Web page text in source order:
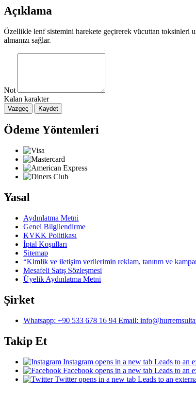
Açıklama
Özellikle lenf sistemini harekete geçirerek vücuttan toksinleri
almanızı sağlar.
Not
Kalan karakter
Vazgeç Kaydet
Ödeme Yöntemleri
Yasal
Aydınlatma Metni
Genel Bilgilendirme
KVKK Politikası
İptal Koşulları
Sitemap
“Kimlik ve iletişim verilerimin reklam, tanıtım ve
Mesafeli Satış Sözleşmesi
Üyelik Aydınlatma Metni
Şirket
Whatsapp: +90 533 678 16 94 Email:
Takip Et
Instagram opens in a new tab Leads to an
Facebook opens in a new tab Leads to an
Twitter opens in a new tab Leads to an